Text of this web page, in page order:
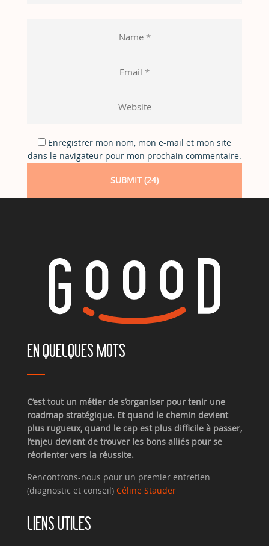
Enregistrer mon nom, mon e-mail et mon site
dans le navigateur pour mon prochain commentaire.
EN QUELQUES MOTS
C’est tout un métier de s’organiser pour tenir une
roadmap stratégique. Et quand le chemin devient
plus rugueux, quand le cap est plus difficile à passer,
l’enjeu devient de trouver les bons alliés pour se
réorienter vers la réussite.
Rencontrons-nous pour un premier entretien
(diagnostic et conseil) Céline Stauder
LIENS UTILES